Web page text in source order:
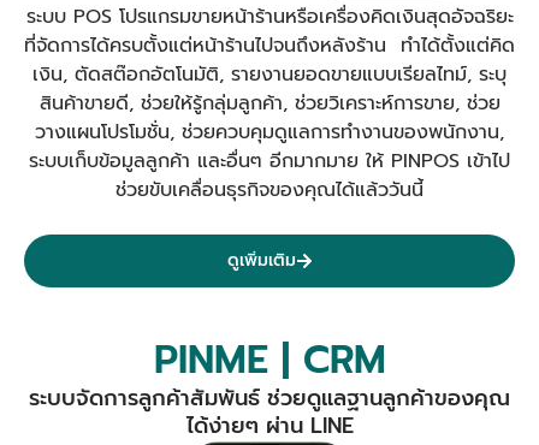
ระบบ POS โปรแกรมขายหน้าร้านหรือเครื่องคิดเงินสุดอัจฉริยะ
ที่จัดการได้ครบตั้งแต่หน้าร้านไปจนถึงหลังร้าน ทำได้ตั้งแต่คิด
เงิน, ตัดสต๊อกอัตโนมัติ, รายงานยอดขายแบบเรียลไทม์, ระบุ
สินค้าขายดี, ช่วยให้รู้กลุ่มลูกค้า, ช่วยวิเคราะห์การขาย, ช่วย
วางแผนโปรโมชั่น, ช่วยควบคุมดูแลการทำงานของพนักงาน,
ระบบเก็บข้อมูลลูกค้า และอื่นๆ อีกมากมาย ให้ PINPOS เข้าไป
ช่วยขับเคลื่อนธุรกิจของคุณได้แล้ววันนี้
ดูเพิ่มเติม
PINME | CRM
ระบบจัดการลูกค้าสัมพันธ์ ช่วยดูแลฐานลูกค้าของคุณ
ได้ง่ายๆ ผ่าน LINE